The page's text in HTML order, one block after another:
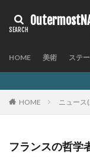
HOME 美術 ステ
記
HOME ニュース
フランスの哲学